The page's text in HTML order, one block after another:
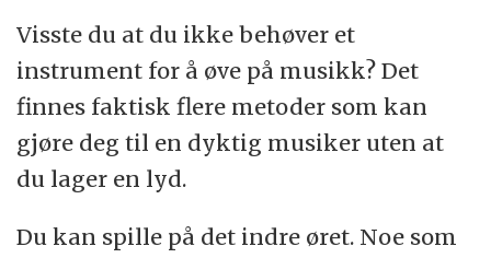
Visste du at du ikke behøver et
instrument for å øve på musikk? Det
finnes faktisk flere metoder som kan
gjøre deg til en dyktig musiker uten at
du lager en lyd.
Du kan spille på det indre øret. Noe som